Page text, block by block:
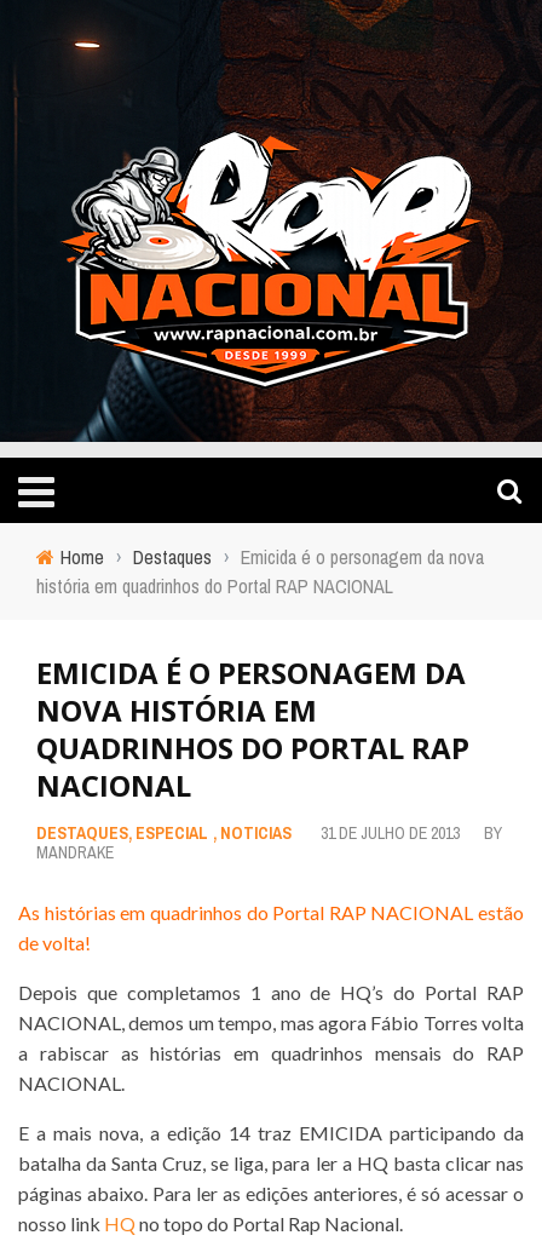
Home › Destaques › Emicida é o personagem da nova
história em quadrinhos do Portal RAP NACIONAL
EMICIDA É O PERSONAGEM DA
NOVA HISTÓRIA EM
QUADRINHOS DO PORTAL RAP
NACIONAL
DESTAQUES, ESPECIAL , NOTICIAS 31 DE JULHO DE 2013
BY
MANDRAKE
As histórias em quadrinhos do Portal RAP NACIONAL estão
de volta!
Depois que completamos 1 ano de HQ’s do Portal RAP
NACIONAL, demos um tempo, mas agora Fábio Torres volta
a rabiscar as histórias em quadrinhos mensais do RAP
NACIONAL.
E a mais nova, a edição 14 traz EMICIDA participando da
batalha da Santa Cruz, se liga, para ler a HQ basta clicar nas
páginas abaixo. Para ler as edições anteriores, é só acessar o
nosso link HQno topo do Portal Rap Nacional.